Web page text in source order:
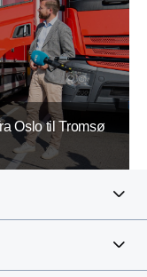
Oslo til Tromsø